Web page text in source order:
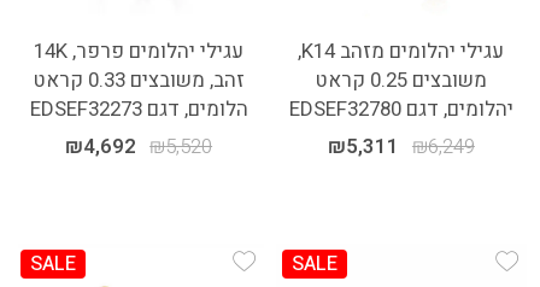
עגילי יהלומים מזהב K14,
משובצים 0.25 קראט
יהלומים, דגם EDSEF32780
₪6,249
₪5,311
עגילי יהלומים פרפר, 14K
זהב, משובצים 0.33 קראט
הלומים, דגם EDSEF32273
₪5,520
₪4,692
SALE
SALE